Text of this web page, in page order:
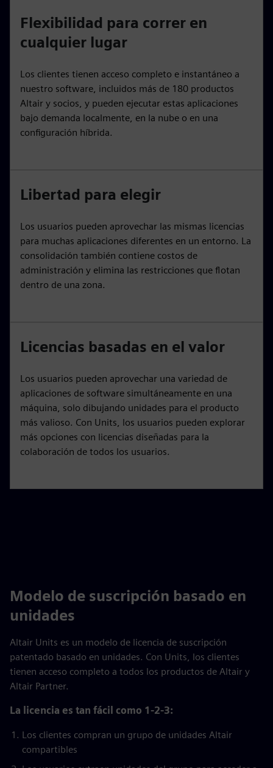
Flexibilidad para correr en
cualquier lugar
Los clientes tienen acceso completo e instantáneo a
nuestro software, incluidos más de 180 productos
Altair y socios, y pueden ejecutar estas aplicaciones
bajo demanda localmente, en la nube o en una
configuración híbrida.
Libertad para elegir
Los usuarios pueden aprovechar las mismas licencias
para muchas aplicaciones diferentes en un entorno. La
consolidación también contiene costos de
administración y elimina las restricciones que flotan
dentro de una zona.
Licencias basadas en el valor
Los usuarios pueden aprovechar una variedad de
aplicaciones de software simultáneamente en una
máquina, solo dibujando unidades para el producto
más valioso. Con Units, los usuarios pueden explorar
más opciones con licencias diseñadas para la
colaboración de todos los usuarios.
Modelo de suscripción basado en
unidades
Altair Units es un modelo de licencia de suscripción
patentado basado en unidades. Con Units, los clientes
tienen acceso completo a todos los productos de Altair y
Altair Partner.
La licencia es tan fácil como 1-2-3:
Los clientes compran un grupo de unidades Altair
compartibles